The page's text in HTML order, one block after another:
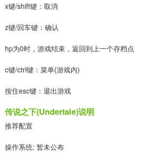
x键/shift键：取消
z键/回车键：确认
hp为0时，游戏结束，返回到上一个存档点
c键/ctrl键：菜单(游戏内)
按住esc键：退出游戏
传说之下(Undertale)说明
推荐配置
操作系统: 暂未公布